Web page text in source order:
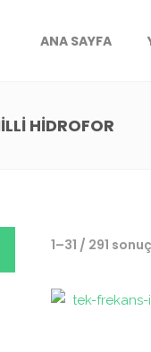
ANA SAYFA
HIDROFOR
1–31 / 291